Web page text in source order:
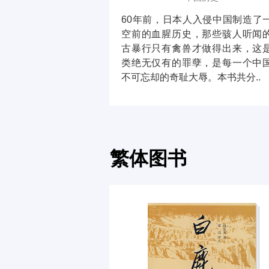
60年前，日本人入侵中国制造了
空前的血腥历史，那些骇人听闻
古暴行只有禽兽才做得出来，这
类绝无仅有的罪孽，是每一个中
不可忘却的奇耻大辱。本书共分..
豺狼的日子
外国小说
繁体图书